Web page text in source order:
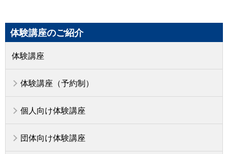
体験講座のご紹介
体験講座
体験講座（予約制）
個人向け体験講座
団体向け体験講座